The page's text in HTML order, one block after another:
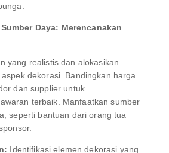
Daya: Merencanakan
yang realistis dan alokasikan
dekorasi. Bandingkan harga
dan supplier untuk
terbaik. Manfaatkan sumber
seperti bantuan dari orang tua
Identifikasi elemen dekorasi yang